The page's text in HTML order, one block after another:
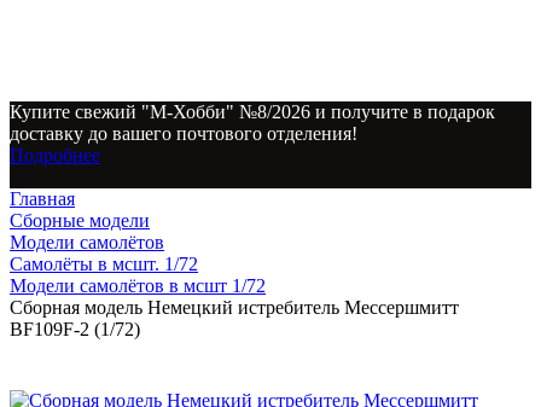
Купите свежий "М-Хобби" №8/2026 и получите в подарок
доставку до вашего почтового отделения!
Подробнее
Главная
Сборные модели
Модели самолётов
Самолёты в мсшт. 1/72
Модели самолётов в мсшт 1/72
Сборная модель Немецкий истребитель Мессершмитт
BF109F-2 (1/72)